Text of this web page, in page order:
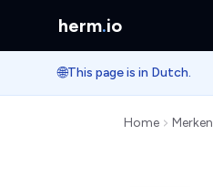
herm.io
🌐This page is in Dutch.
Home Merken